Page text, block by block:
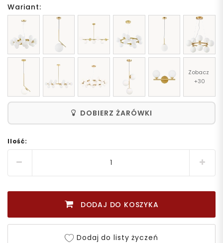
Wariant:
Zobacz
+30
DOBIERZ ŻARÓWKI
Ilość:
DODAJ DO KOSZYKA
Dodaj do listy życzeń